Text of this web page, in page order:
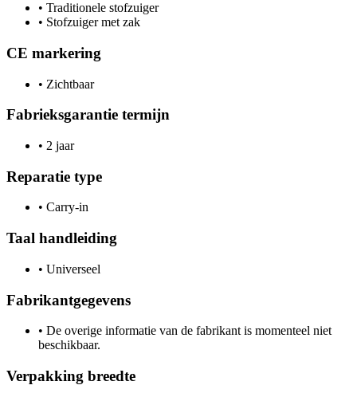
• Traditionele stofzuiger
• Stofzuiger met zak
CE markering
• Zichtbaar
Fabrieksgarantie termijn
• 2 jaar
Reparatie type
• Carry-in
Taal handleiding
• Universeel
Fabrikantgegevens
• De overige informatie van de fabrikant is momenteel niet
beschikbaar.
Verpakking breedte